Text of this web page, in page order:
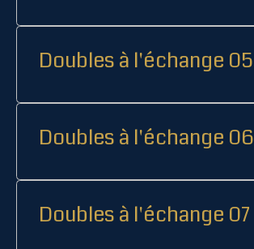
Doubles à l'échange 05
Doubles à l'échange 06
Doubles à l'échange 07